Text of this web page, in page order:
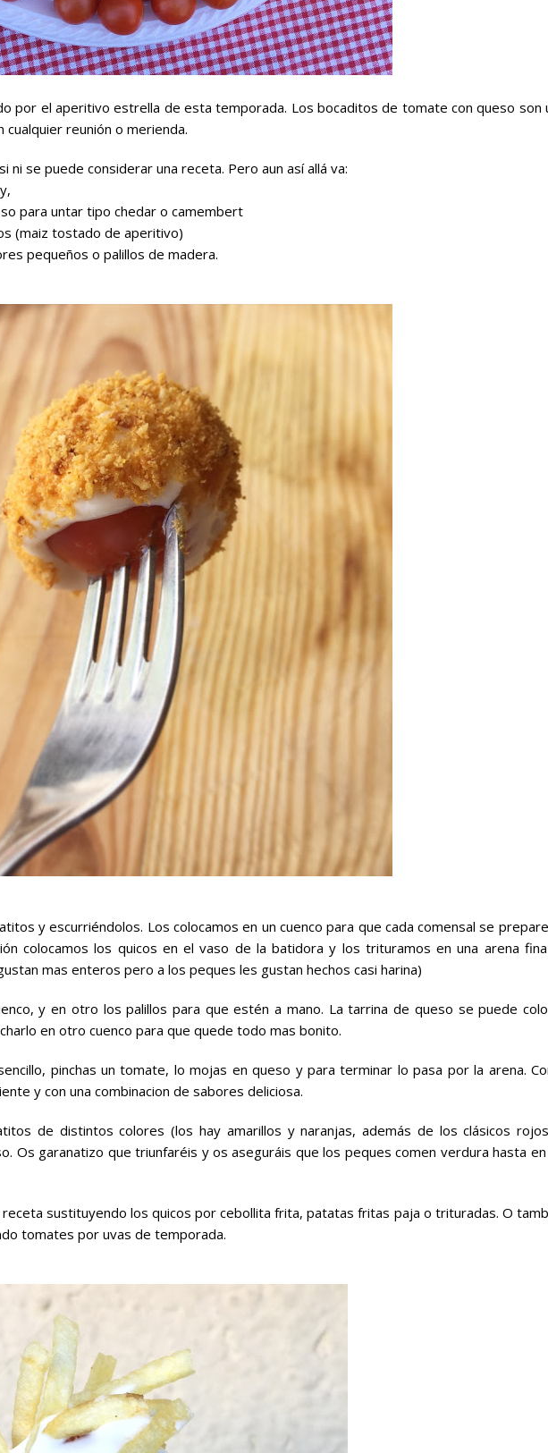
por el aperitivo estrella de esta temporada. Los bocaditos de tomate con queso son
cualquier reunión o merienda.
ni se puede considerar una receta. Pero aun así allá va:
para untar tipo chedar o camembert
(maiz tostado de aperitivo)
pequeños o palillos de madera.
y escurriéndolos. Los colocamos en un cuenco para que cada comensal se
colocamos los quicos en el vaso de la batidora y los trituramos en una arena
mas enteros pero a los peques les gustan hechos casi harina)
y en otro los palillos para que estén a mano. La tarrina de queso se puede
en otro cuenco para que quede todo mas bonito.
pinchas un tomate, lo mojas en queso y para terminar lo pasa por la arena.
y con una combinacion de sabores deliciosa.
de distintos colores (los hay amarillos y naranjas, además de los clásicos
Os garanatizo que triunfaréis y os aseguráis que los peques comen verdura hasta
sustituyendo los quicos por cebollita frita, patatas fritas paja o trituradas. O
tomates por uvas de temporada.